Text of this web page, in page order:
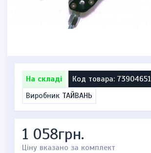
На складі
Код товара: 73904651
Виробник ТАЙВАНЬ
1 058грн.
Ціну вказано за комплект